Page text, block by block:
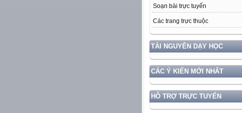
Soạn bài trực tuyến
Các trang trực thuộc
TÀI NGUYÊN DẠY HỌC
CÁC Ý KIẾN MỚI NHẤT
HỖ TRỢ TRỰC TUYẾN